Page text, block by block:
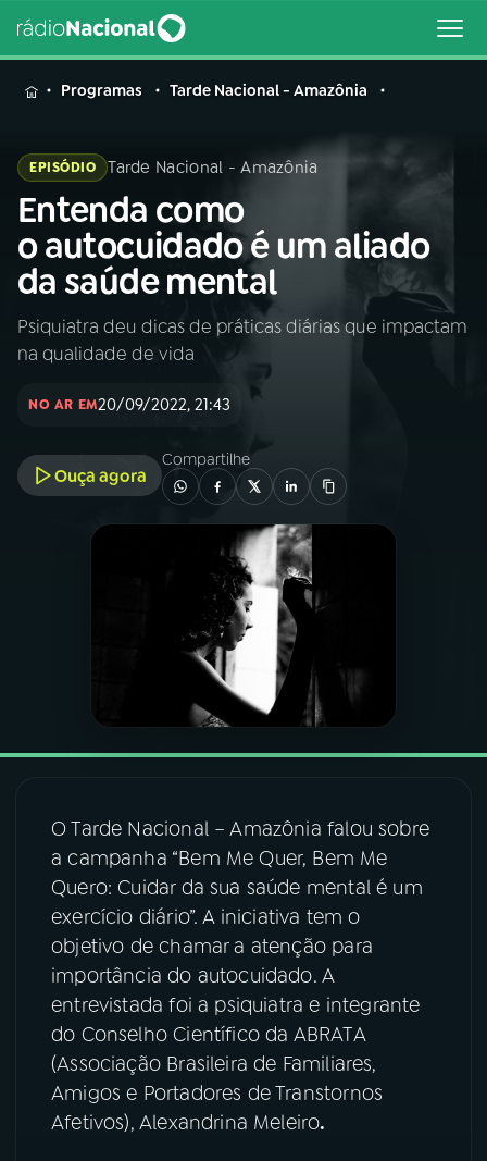
MENU
Buscar
na
Rádio
Nacional
Buscar
AO VIVO
INÍCIO
A RÁDIO
PROGRAMAÇÃO
06VIDEOCASTS
07ÚLTIMAS
08FESTIVAL DE MÚSICA
ACOMPANHE A RÁDIO NACIONAL
YouTube Facebook
Instagram X
TikTok
Programas Tarde Nacional - Amazônia
EPISÓDIO Tarde Nacional - Amazônia
Entenda como
o autocuidado é um aliado
da saúde mental
Psiquiatra deu dicas de práticas diárias que impactam
na qualidade de vida
NO AR EM20/09/2022, 21:43
Ouça agora
Compartilhe
O Tarde Nacional – Amazônia falou sobre
a campanha “Bem Me Quer, Bem Me
Quero: Cuidar da sua saúde mental é um
exercício diário”. A iniciativa tem o
objetivo de chamar a atenção para
importância do autocuidado. A
entrevistada foi a psiquiatra e integrante
do Conselho Científico da ABRATA
(Associação Brasileira de Familiares,
Amigos e Portadores de Transtornos
Afetivos), Alexandrina Meleiro.